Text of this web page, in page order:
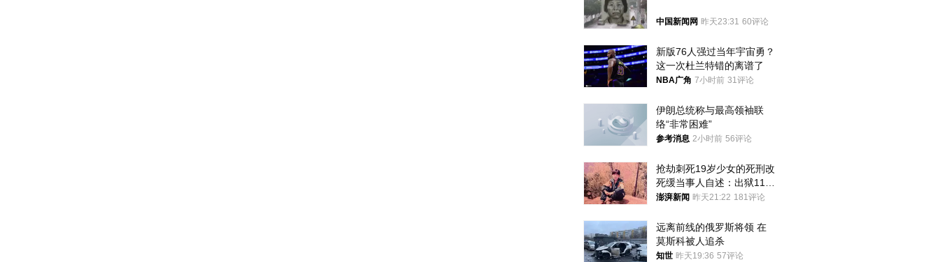
中国新闻网 昨天23:31 60评论
新版76人强过当年宇宙勇？
这一次杜兰特错的离谱了
NBA广角 7小时前 31评论
伊朗总统称与最高领袖联
络“非常困难”
参考消息 2小时前 56评论
抢劫刺死19岁少女的死刑改
死缓当事人自述：出狱11年
间始终刻意躲避被害人家属
澎湃新闻 昨天21:22 181评论
远离前线的俄罗斯将领 在
莫斯科被人追杀
知世 昨天19:36 57评论